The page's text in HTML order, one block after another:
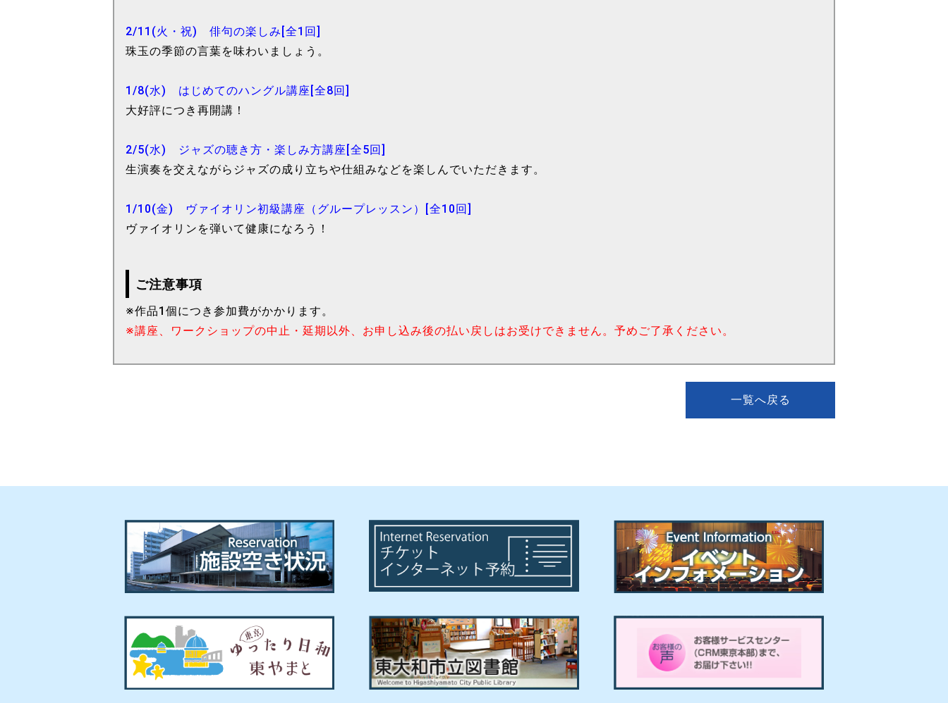
2/11(火・祝) 俳句の楽しみ[全1回]
珠玉の季節の言葉を味わいましょう。
1/8(水) はじめてのハングル講座[全8回]
大好評につき再開講！
2/5(水) ジャズの聴き方・楽しみ方講座[全5回]
生演奏を交えながらジャズの成り立ちや仕組みなどを楽しんでいただきます。
1/10(金) ヴァイオリン初級講座（グループレッスン）[全10回]
ヴァイオリンを弾いて健康になろう！
ご注意事項
※作品1個につき参加費がかかります。
※講座、ワークショップの中止・延期以外、お申し込み後の払い戻しはお受けできません。予めご了承ください。
一覧へ戻る